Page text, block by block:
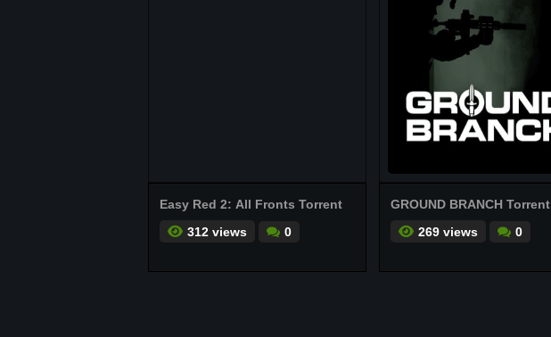
Easy Red 2: All Fronts Torrent
312 views
0
GROUND BRANCH Torrent
269 views
0